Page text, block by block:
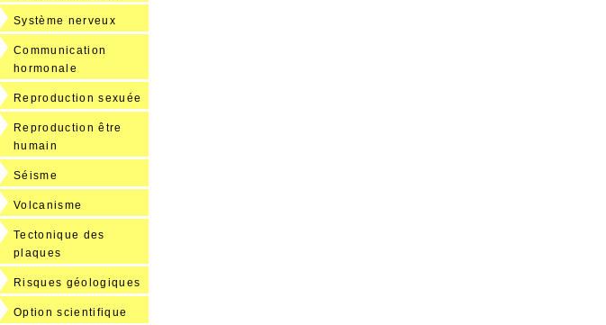
Système nerveux
Communication
hormonale
Reproduction sexuée
Reproduction être
humain
Séisme
Volcanisme
Tectonique des
plaques
Risques géologiques
Option scientifique